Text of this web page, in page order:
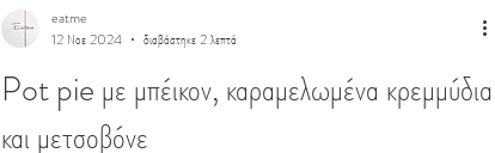
Pot pie με μπέικον, καραμελωμένα κρεμμύδια
και μετσοβόνε
eatme
12 Νοε 2024
διαβάστηκε 2 λεπτά